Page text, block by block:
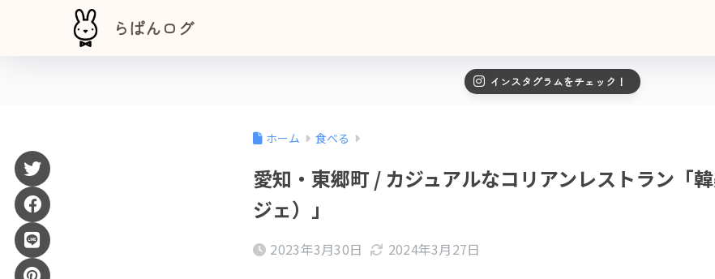
らぱんログ
インスタグラムをチェック！
ホーム 食べる
愛知・東郷町 / カジュアルなコリアンレストラン「
ジェ）」
2023年3月30日 2024年3月27日